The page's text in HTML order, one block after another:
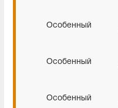
Особенный
Особенный
Особенный